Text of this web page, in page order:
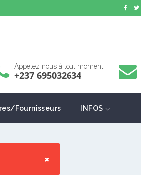
Appelez nous à tout moment
+237 695032634
Fournisseurs INFOS
×